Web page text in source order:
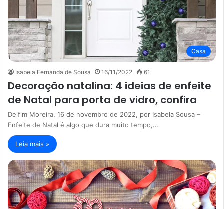
Casa
Isabela Fernanda de Sousa 16/11/2022 61
Decoração natalina: 4 ideias de enfeite
de Natal para porta de vidro, confira
Delfim Moreira, 16 de novembro de 2022, por Isabela Sousa –
Enfeite de Natal é algo que dura muito tempo,…
Leia mais »